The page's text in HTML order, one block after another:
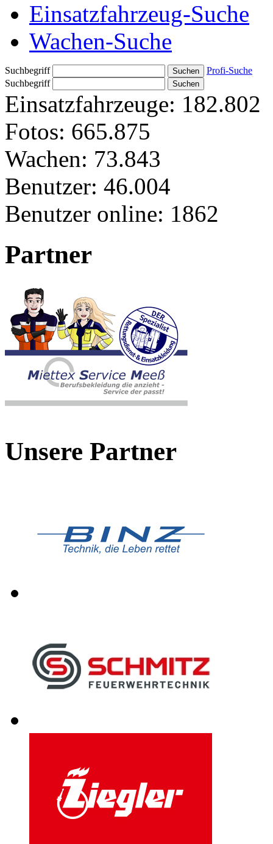
Einsatzfahrzeug-Suche
Wachen-Suche
Suchbegriff
Profi-Suche
Suchbegriff
Einsatzfahrzeuge: 182.802
Fotos: 665.875
Wachen: 73.843
Benutzer: 46.004
Benutzer online: 1862
Partner
Unsere Partner